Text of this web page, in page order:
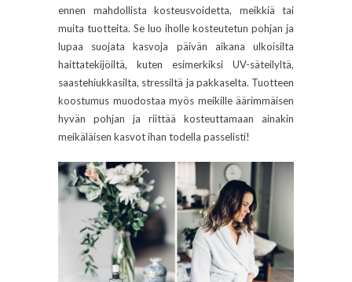
ennen mahdollista kosteusvoidetta, meikkiä tai
muita tuotteita. Se luo iholle kosteutetun pohjan ja
lupaa suojata kasvoja päivän aikana ulkoisilta
haittatekijöiltä, kuten esimerkiksi UV-säteilyltä,
saastehiukkasilta, stressiltä ja pakkaselta. Tuotteen
koostumus muodostaa myös meikille äärimmäisen
hyvän pohjan ja riittää kosteuttamaan ainakin
meikäläisen kasvot ihan todella passelisti!